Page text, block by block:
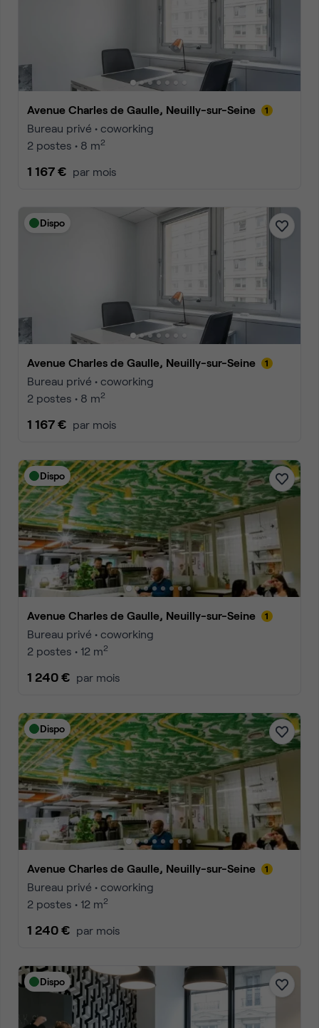
Avenue Charles de Gaulle, Neuilly-sur-Seine
Bureau privé • coworking
2 postes • 8 m2
1 167 € par mois
Dispo
Avenue Charles de Gaulle, Neuilly-sur-Seine
Bureau privé • coworking
2 postes • 8 m2
1 167 € par mois
Dispo
Avenue Charles de Gaulle, Neuilly-sur-Seine
Bureau privé • coworking
2 postes • 12 m2
1 240 € par mois
Dispo
Avenue Charles de Gaulle, Neuilly-sur-Seine
Bureau privé • coworking
2 postes • 12 m2
1 240 € par mois
Dispo